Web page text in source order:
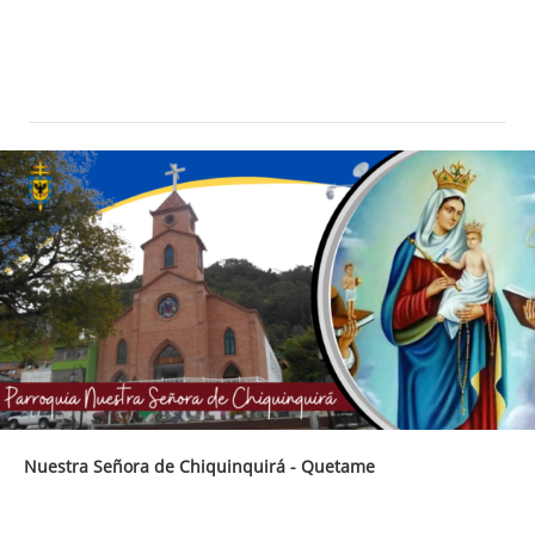
Nuestra Señora de Chiquinquirá - Quetame